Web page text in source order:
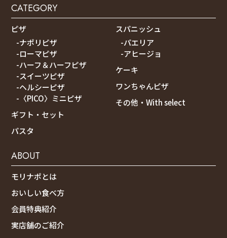
CATEGORY
ピザ
-ナポリピザ
-ローマピザ
-ハーフ＆ハーフピザ
-スイーツピザ
-ヘルシーピザ
-〈PICO〉ミニピザ
ギフト・セット
パスタ
スパニッシュ
-パエリア
-アヒージョ
ケーキ
ワンちゃんピザ
その他・With select
ABOUT
モリナポとは
おいしい食べ方
会員特典紹介
実店舗のご紹介